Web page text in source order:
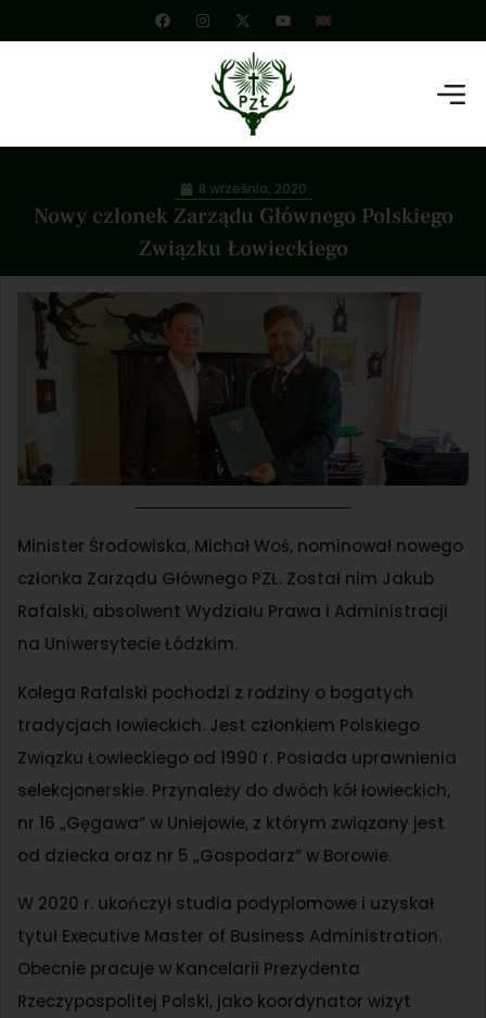
Nowy członek Zarządu Głównego Polskiego
Związku Łowieckiego
8 września, 2020
Minister Środowiska, Michał Woś, nominował nowego
członka Zarządu Głównego PZŁ. Został nim Jakub
Rafalski, absolwent Wydziału Prawa i Administracji
na Uniwersytecie Łódzkim.
Kolega Rafalski pochodzi z rodziny o bogatych
tradycjach łowieckich. Jest członkiem Polskiego
Związku Łowieckiego od 1990 r. Posiada uprawnienia
selekcjonerskie. Przynależy do dwóch kół łowieckich,
nr 16 „Gęgawa” w Uniejowie, z którym związany jest
od dziecka oraz nr 5 „Gospodarz” w Borowie.
W 2020 r. ukończył studia podyplomowe i uzyskał
tytuł Executive Master of Business Administration.
Obecnie pracuje w Kancelarii Prezydenta
Rzeczypospolitej Polski, jako koordynator wizyt